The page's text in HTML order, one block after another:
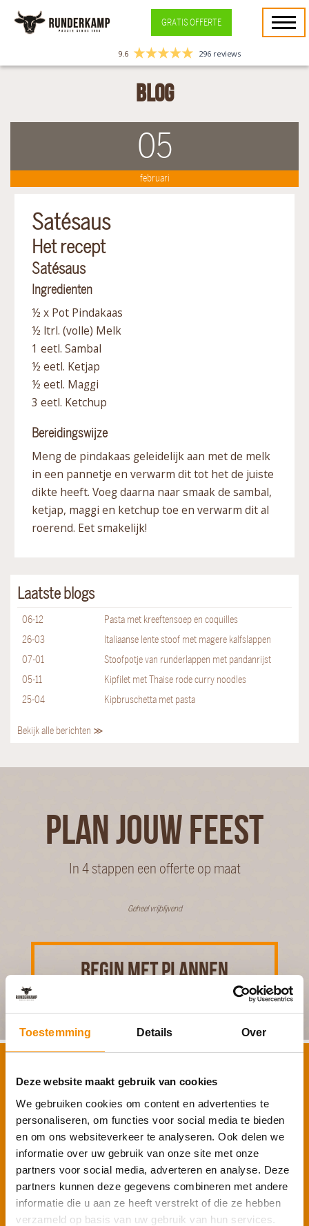
Toestemming Details Over
Deze website maakt gebruik van cookies
We gebruiken cookies om content en advertenties te
personaliseren, om functies voor social media te bieden
en om ons websiteverkeer te analyseren. Ook delen we
informatie over uw gebruik van onze site met onze
partners voor social media, adverteren en analyse. Deze
partners kunnen deze gegevens combineren met andere
informatie die u aan ze heeft verstrekt of die ze hebben
verzameld op basis van uw gebruik van hun services.
GRATIS OFFERTE
9.6 296 reviews
Blog
05
februari
Satésaus
Het recept
Satésaus
Ingredienten
½ x Pot Pindakaas
½ ltrl. (volle) Melk
1 eetl. Sambal
½ eetl. Ketjap
½ eetl. Maggi
3 eetl. Ketchup
Bereidingswijze
Meng de pindakaas geleidelijk aan met de melk
in een pannetje en verwarm dit tot het de juiste
dikte heeft. Voeg daarna naar smaak de sambal,
ketjap, maggi en ketchup toe en verwarm dit al
roerend. Eet smakelijk!
Laatste blogs
06-12
Pasta met kreeftensoep en coquilles
26-03
Italiaanse lente stoof met magere kalfslappen
07-01
Stoofpotje van runderlappen met pandanrijst
05-11
Kipfilet met Thaise rode curry noodles
25-04
Kipbruschetta met pasta
Bekijk alle berichten ≫
PLAN JOUW FEEST
In 4 stappen een offerte op maat
Geheel vrijblijvend
BEGIN MET PLANNEN
Schrijf je in voor onze nieuwsbrief
E-mailadres
Inschrijven